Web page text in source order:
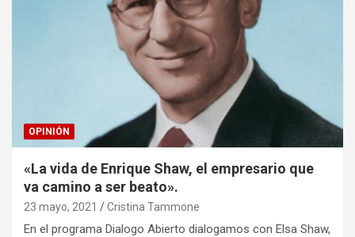
OPINIÓN
«La vida de Enrique Shaw, el empresario que
va camino a ser beato».
23 mayo, 2021 Cristina Tammone
En el programa Dialogo Abierto dialogamos con Elsa Shaw,